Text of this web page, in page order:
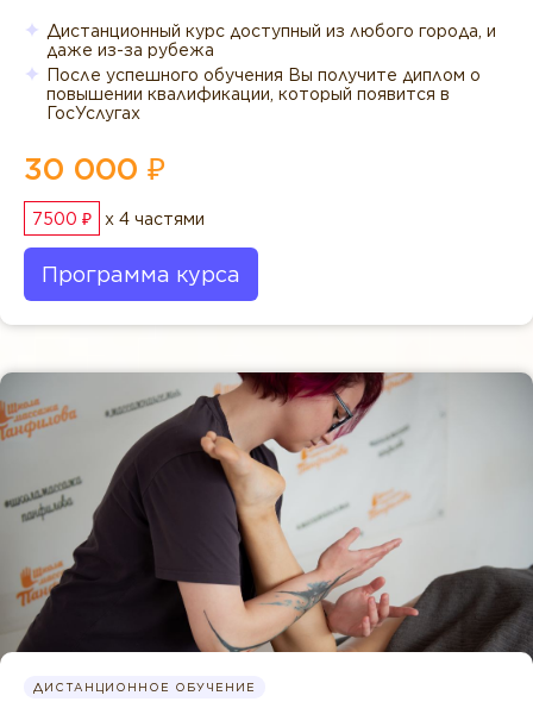
Дистанционный курс доступный из любого города, и
даже из-за рубежа
После успешного обучения Вы получите диплом о
повышении квалификации, который появится в
ГосУслугах
30 000 ₽
7500 ₽ x 4 частями
Программа курса
ДИСТАНЦИОННОЕ ОБУЧЕНИЕ